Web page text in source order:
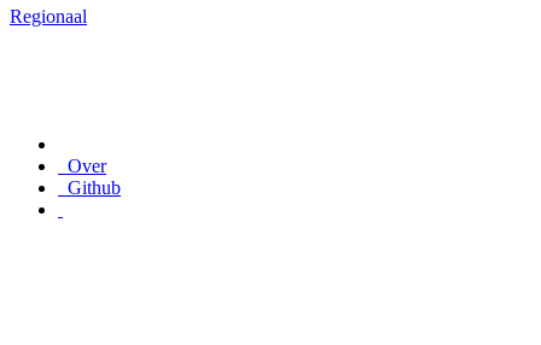
Regionaal
Over
Github